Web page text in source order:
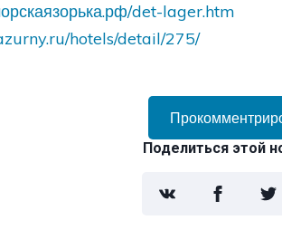
det-lager.htm
hotels/detail/275/
Поделиться этой